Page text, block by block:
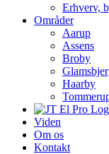
Erhverv,
Områder
Aarup
Assens
Broby
Haarby
Viden
Om os
Kontakt